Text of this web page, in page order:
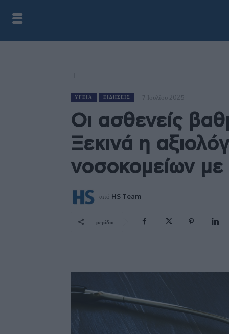
ΥΓΕΊΑ ΕΙΔΉΣΕΙΣ 7 Ιουλίου 2025
Οι ασθενείς
Ξεκινά η
νοσοκομείων με
από HS Team
μερίδιο